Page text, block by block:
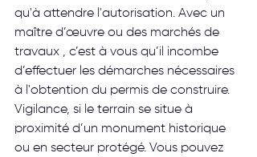
qu'à attendre l'autorisation. Avec un
maître d’œuvre ou des marchés de
travaux , c’est à vous qu’il incombe
d’effectuer les démarches nécessaires
à l'obtention du permis de construire.
Vigilance, si le terrain se situe à
proximité d’un monument historique
ou en secteur protégé. Vous pouvez